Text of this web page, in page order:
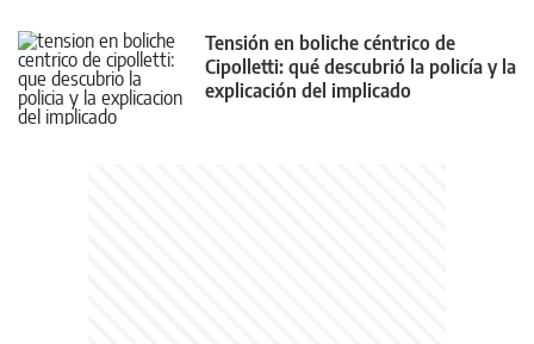
Tensión en boliche céntrico de
Cipolletti: qué descubrió la policía y la
explicación del implicado